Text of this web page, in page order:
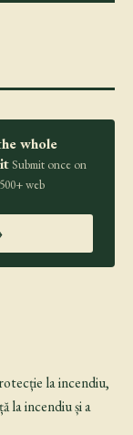
whole
Submit once on
web
la incendiu,
la incendiu și a